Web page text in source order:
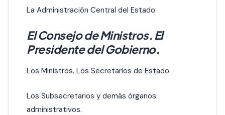
La Administración Central del Estado.
El Consejo de Ministros. El
Presidente del Gobierno.
Los Ministros. Los Secretarios de Estado.
Los Subsecretarios y demás órganos
administrativos.